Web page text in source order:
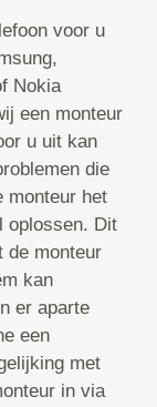
voor u
Nokia
een monteur
u uit kan
die
monteur het
oplossen. Dit
de monteur
kan
er aparte
een
met
in via